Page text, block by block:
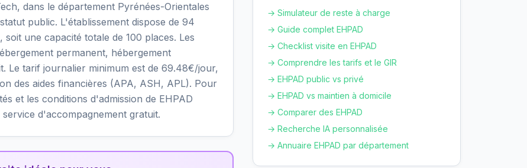
dans le département Pyrénées-Orientales
public. L'établissement dispose de 94
une capacité totale de 100 places. Les
permanent, hébergement
Le tarif journalier minimum est de 69.48€/jour,
des aides financières (APA, ASH, APL). Pour
et les conditions d'admission de EHPAD
d'accompagnement gratuit.
→ Simulateur de reste à charge
→ Guide complet EHPAD
→ Checklist visite en EHPAD
→ Comprendre les tarifs et le GIR
→ EHPAD public vs privé
→ EHPAD vs maintien à domicile
→ Comparer des EHPAD
→ Recherche IA personnalisée
→ Annuaire EHPAD par département